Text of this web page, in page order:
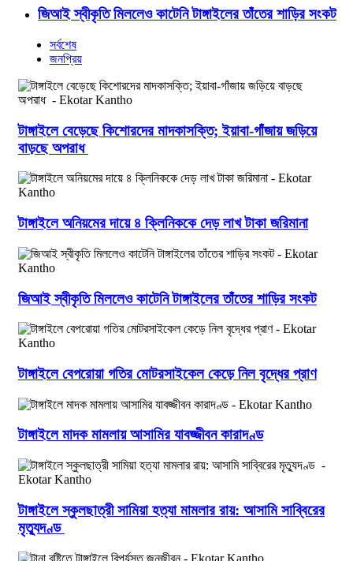
জিআই স্বীকৃতি মিললেও কাটেনি টাঙ্গাইলের তাঁতের শাড়ির সংকট
সর্বশেষ
জনপ্রিয়
টাঙ্গাইলে বেড়েছে কিশোরদের মাদকাসক্তি; ইয়াবা-গাঁজায় জড়িয়ে
বাড়ছে অপরাধ
টাঙ্গাইলে অনিয়মের দায়ে ৪ ক্লিনিককে দেড় লাখ টাকা জরিমানা
জিআই স্বীকৃতি মিললেও কাটেনি টাঙ্গাইলের তাঁতের শাড়ির সংকট
টাঙ্গাইলে বেপরোয়া গতির মোটরসাইকেল কেড়ে নিল বৃদ্ধের প্রাণ
টাঙ্গাইলে মাদক মামলায় আসামির যাবজ্জীবন কারাদণ্ড
টাঙ্গাইলে স্কুলছাত্রী সামিয়া হত্যা মামলার রায়: আসামি সাব্বিরের
মৃত্যুদণ্ড